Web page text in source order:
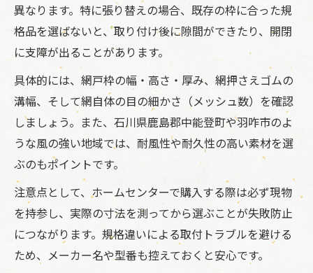
DIYと業者依頼のメリット比較まとめ
網戸張り替えDIYの費用と作業時間の目安
業者依頼時の網戸張り替え仕上がりの差と
は
網戸DIYと業者依頼の耐久性比較ポイント
網戸の張り替えを自分でやるか依頼するか
判断基準
複数枚の網戸張り替えはどちらが得か徹底
比較
快適な住まい作りに役立つ網戸活用術
網戸の選び方で住まいの快適性を高める方
法
異なります。特に張り替えの場合、既存の枠に合った規
格品を選ばないと、取り付け後に隙間ができたり、開閉
に支障が出ることがあります。
具体的には、網戸枠の幅・高さ・厚み、網押さえゴムの
溝幅、そして網自体の目の細かさ（メッシュ数）を確認
しましょう。また、石川県鹿島郡中能登町や羽咋市のよ
うな風の強い地域では、耐風性や耐久性の高い素材を選
ぶのもポイントです。
注意点として、ホームセンターで購入する際は必ず現物
を持参し、実際の寸法を測ってから選ぶことが失敗防止
につながります。規格違いによる取付トラブルを避ける
ため、メーカー名や型番も控えておくと安心です。